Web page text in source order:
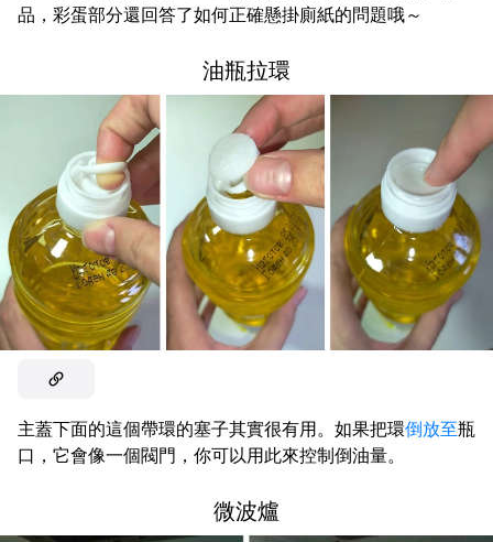
品，彩蛋部分還回答了如何正確懸掛廁紙的問題哦～
油瓶拉環
主蓋下面的這個帶環的塞子其實很有用。如果把環倒放至瓶
口，它會像一個閥門，你可以用此來控制倒油量。
微波爐